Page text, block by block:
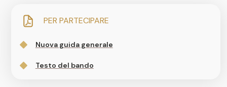
PER PARTECIPARE
Nuova guida generale
Testo del bando